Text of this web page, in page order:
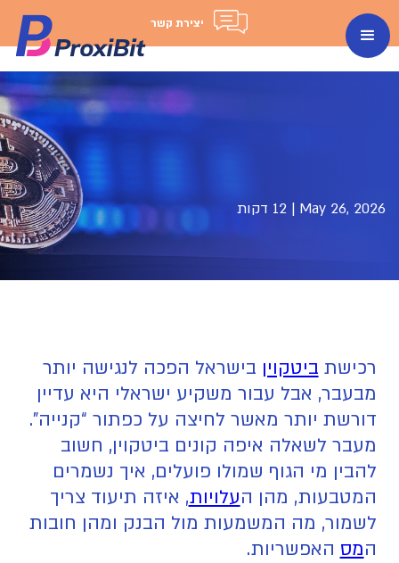
יצירת קשר
May 26, 2026
| 12 דקות
רכישת ביטקוין בישראל הפכה לנגישה יותר
מבעבר, אבל עבור משקיע ישראלי היא עדיין
דורשת יותר מאשר לחיצה על כפתור “קנייה”.
מעבר לשאלה איפה קונים ביטקוין, חשוב
להבין מי הגוף שמולו פועלים, איך נשמרים
המטבעות, מהן העלויות, איזה תיעוד צריך
לשמור, מה המשמעות מול הבנק ומהן חובות
המס האפשריות.